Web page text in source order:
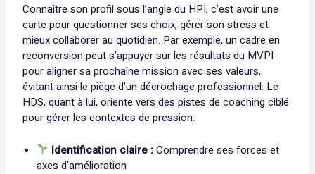
Connaître son profil sous l’angle du HPI, c’est avoir une
carte pour questionner ses choix, gérer son stress et
mieux collaborer au quotidien. Par exemple, un cadre en
reconversion peut s’appuyer sur les résultats du MVPI
pour aligner sa prochaine mission avec ses valeurs,
évitant ainsi le piège d’un décrochage professionnel. Le
HDS, quant à lui, oriente vers des pistes de coaching ciblé
pour gérer les contextes de pression.
Identification claire :Comprendre ses forces et
axes d’amélioration